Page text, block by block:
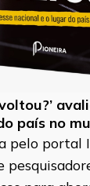
país no
pelo portal